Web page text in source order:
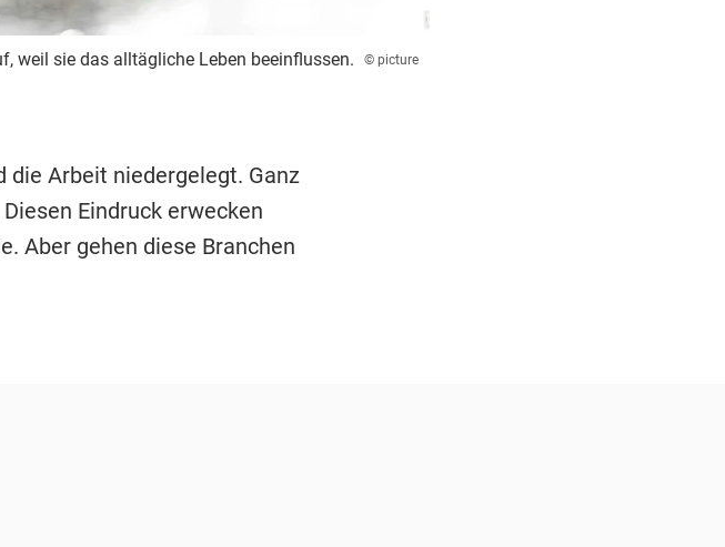
weil sie das alltägliche Leben beeinflussen.
© picture
Arbeit niedergelegt. Ganz
Eindruck erwecken
Aber gehen diese Branchen